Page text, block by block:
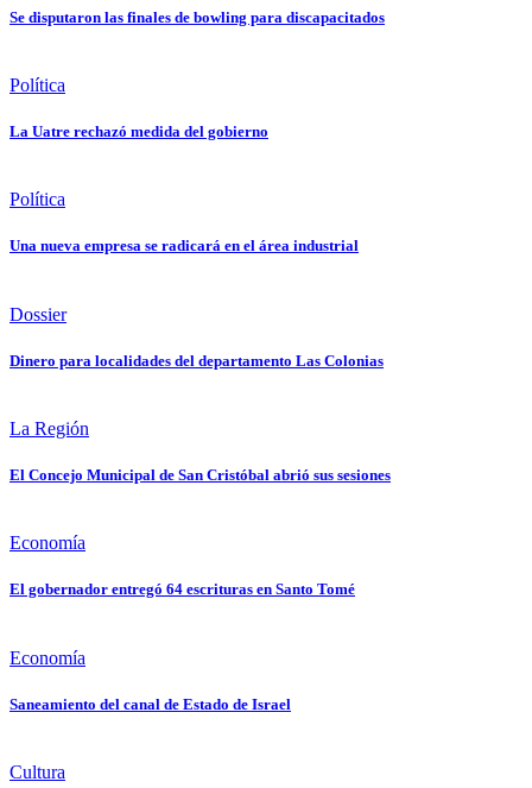
Se disputaron las finales de bowling para discapacitados
Política
La Uatre rechazó medida del gobierno
Política
Una nueva empresa se radicará en el área industrial
Dossier
Dinero para localidades del departamento Las Colonias
La Región
El Concejo Municipal de San Cristóbal abrió sus sesiones
Economía
El gobernador entregó 64 escrituras en Santo Tomé
Economía
Saneamiento del canal de Estado de Israel
Cultura